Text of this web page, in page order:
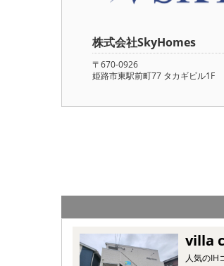
株式会社SkyHomes
〒670-0926
姫路市東駅前町77 タカギビル1F
villa
人気のIH